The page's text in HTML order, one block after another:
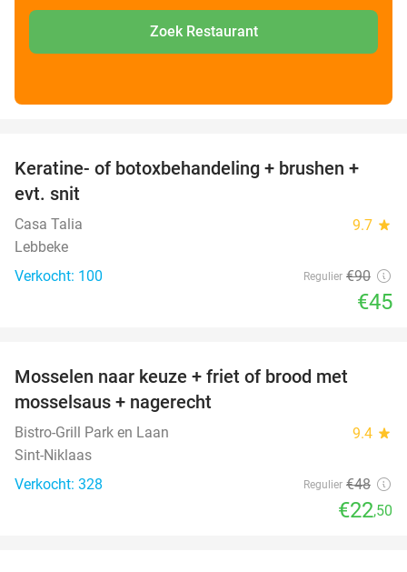
Zoek Restaurant
50%
Keratine- of botoxbehandeling + brushen +
evt. snit
Casa Talia 9.7 star
Lebbeke
Verkocht: 100
Regulier €90
€45
Mosselen naar keuze + friet of brood met
mosselsaus + nagerecht
Bistro-Grill Park en Laan 9.4 star
Sint-Niklaas
Verkocht: 328
Regulier €48
€22,50